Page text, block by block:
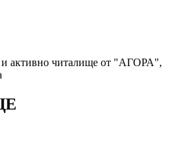
и активно читалище от "АГОРА",